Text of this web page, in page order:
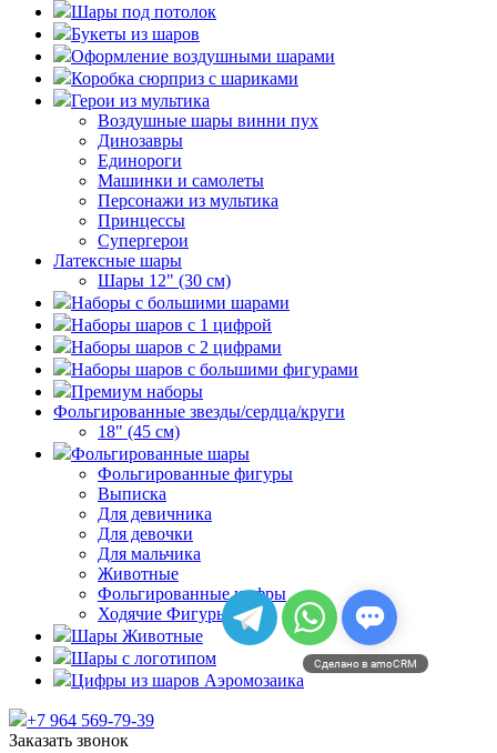
Шары под потолок
Букеты из шаров
Оформление воздушными шарами
Коробка сюрприз с шариками
Герои из мультика
Воздушные шары винни пух
Динозавры
Единороги
Машинки и самолеты
Персонажи из мультика
Принцессы
Супергерои
Латексные шары
Шары 12" (30 см)
Наборы с большими шарами
Наборы шаров с 1 цифрой
Наборы шаров с 2 цифрами
Наборы шаров с большими фигурами
Премиум наборы
Фольгированные звезды/сердца/круги
18" (45 см)
Фольгированные шары
Фольгированные фигуры
Выписка
Для девичника
Для девочки
Для мальчика
Животные
Фольгированные цифры
Ходячие Фигуры
Шары Животные
Шары с логотипом
Цифры из шаров Аэромозаика
+7 964 569-79-39
Заказать звонок
Сделано в amoCRM